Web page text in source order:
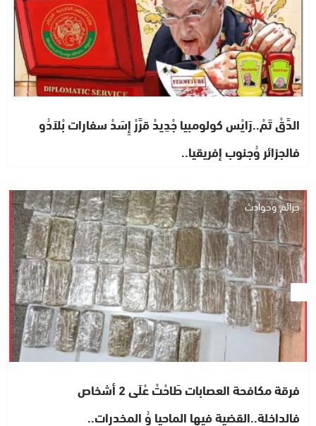
الدَّقْ تَمْ..رَايْس كولومبيا جْدِيدْ قرَّرْ إِسَدْ سفارات بْلاَدُو
فالجزائر وُجنوب إفريقيا..
جرائم وحوادث
فرقة مكافحة العصابات طَاحْتْ عْلَى 2 أشخاص
فالداخلة..القضية فيها الماحيا وُ المخدرات..